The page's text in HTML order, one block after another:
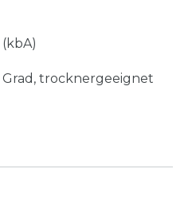
Grad, trocknergeeignet